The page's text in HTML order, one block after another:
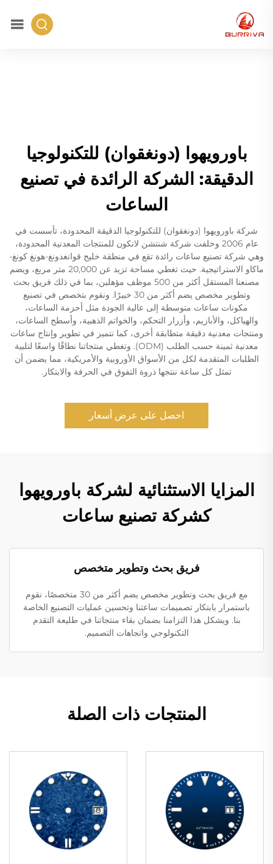
باورويهوا (دونغقوان) للتكنولوجيا
الدقيقة: الشركة الرائدة في تصنيع
الساعات
شركة باورويهوا (دونغقوان) للتكنولوجيا الدقيقة المحدودة، تأسست في
عام 2006 وخلفت شركة شنتشن لانكون للمنتجات المعدنية المحدودة،
وهي شركة تصنيع ساعات رائدة تقع في منطقة خليج قوانغدونغ-هونغ كونغ-
ماكاو الاستراتيجية. حيث تغطي مساحة تزيد عن 20,000 متر مربع، ويضم
مصنعنا المستقل أكثر من 500 موظف مؤهلين، بما في ذلك فريق بحث
وتطوير مخصص يضم أكثر من 30 خبيرًا. ونقوم بتخصص في تصنيع
مكونات ساعات متوسطة إلى عالية الجودة مثل أحزمة الساعات،
والهياكل، والأبازيم، وأزرار التحكم، والخواتم الذهبية، وأسطح الساعات،
ومنتجات معدنية دقيقة متطابقة أخرى، كما نتميز في تطوير وإنتاج ساعات
معدنية ثمينة حسب الطلب (ODM). وتغطي منتجاتنا نطاقًا واسعًا لتلبية
الطلبات المتقدمة لكل من الأسواق الأوروبية والأمريكية، مما يضمن أن
تمثل كل ساعة ننتجها ذروة التفوق في الحرفة والابتكار.
احصل على عرض أسعار
المزايا الاستثنائية لشركة باورويهوا
كشركة تصنيع ساعات
فريق بحث وتطوير متخصص
مع فريق بحث وتطوير مخصص يضم أكثر من 30 متخصصًا، نقوم
باستمرار بابتكار تصميمات ساعتنا وتحسين عمليات التصنيع الخاصة
بنا. ويشكل هذا التزامنا بضمان بقاء منتجاتنا في طليعة التقدم
التكنولوجي واتجاهات التصميم.
المنتجات ذات الصلة